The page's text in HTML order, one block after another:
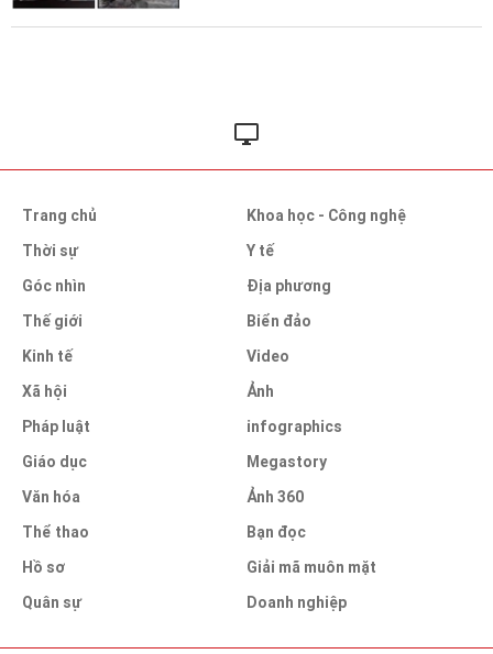
Trang chủ
Thời sự
Góc nhìn
Thế giới
Kinh tế
Xã hội
Pháp luật
Giáo dục
Văn hóa
Thể thao
Hồ sơ
Quân sự
Khoa học - Công nghệ
Y tế
Địa phương
Biển đảo
Video
Ảnh
infographics
Megastory
Ảnh 360
Bạn đọc
Giải mã muôn mặt
Doanh nghiệp